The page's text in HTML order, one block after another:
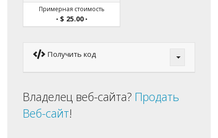
Примерная стоимость
• $ 25.00•
Получить код
Владелец веб-сайта? Продать
Веб-сайт!